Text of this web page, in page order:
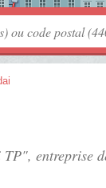
entreprise